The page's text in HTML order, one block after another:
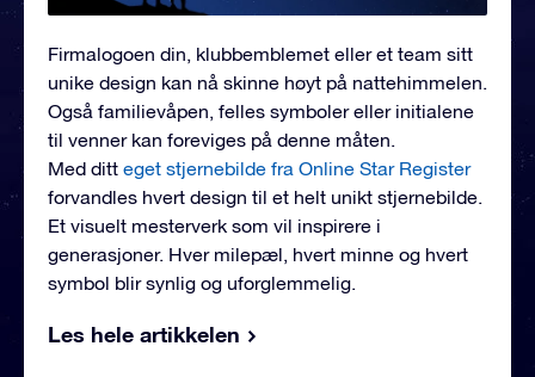
Firmalogoen din, klubbemblemet eller et team sitt
unike design kan nå skinne høyt på nattehimmelen.
Også familievåpen, felles symboler eller initialene
til venner kan foreviges på denne måten.
Med ditt eget stjernebilde fra Online Star Register
forvandles hvert design til et helt unikt stjernebilde.
Et visuelt mesterverk som vil inspirere i
generasjoner. Hver milepæl, hvert minne og hvert
symbol blir synlig og uforglemmelig.
Les hele artikkelen